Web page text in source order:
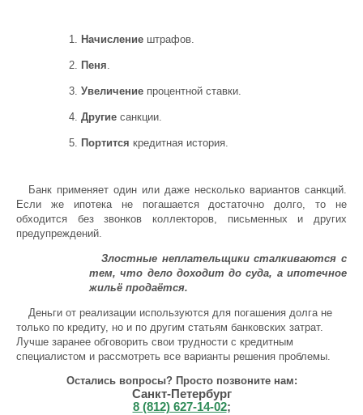
Начисление штрафов.
Пеня.
Увеличение процентной ставки.
Другие санкции.
Портится кредитная история.
Банк применяет один или даже несколько вариантов санкций.
Если же ипотека не погашается достаточно долго, то не
обходится без звонков коллекторов, письменных и других
предупреждений.
Злостные неплательщики сталкиваются с
тем, что дело доходит до суда, а ипотечное
жильё продаётся.
Деньги от реализации используются для погашения долга не
только по кредиту, но и по другим статьям банковских затрат.
Лучше заранее обговорить свои трудности с кредитным
специалистом и рассмотреть все варианты решения проблемы.
Остались вопросы? Просто позвоните нам:
Санкт-Петербург
8 (812) 627-14-02;